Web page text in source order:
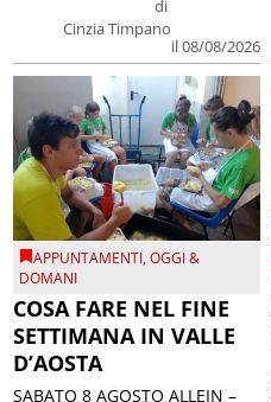
di
Cinzia Timpano
il 08/08/2026
APPUNTAMENTI,OGGI &
DOMANI
COSA FARE NEL FINE
SETTIMANA IN VALLE
D’AOSTA
SABATO 8 AGOSTO ALLEIN –